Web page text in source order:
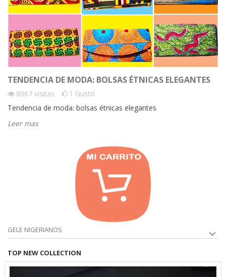
TENDENCIA DE MODA: BOLSAS ÉTNICAS ELEGANTES
8067 visitas 1 Gustó
Tendencia de moda: bolsas étnicas elegantes
Leer mas
GELE NIGERIANOS
TOP NEW COLLECTION